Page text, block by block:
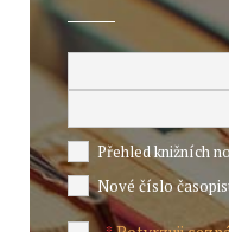
Přehled knižních
Nové číslo